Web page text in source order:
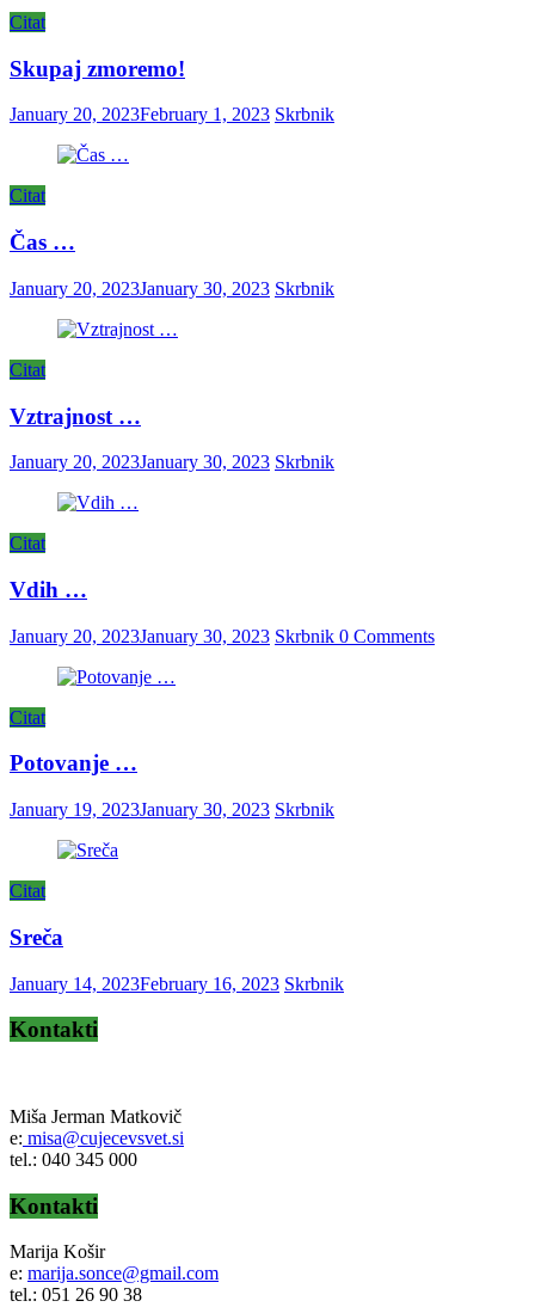
Citat
Skupaj zmoremo!
January 20, 2023February 1, 2023 Skrbnik
Citat
Čas …
January 20, 2023January 30, 2023 Skrbnik
Citat
Vztrajnost …
January 20, 2023January 30, 2023 Skrbnik
Citat
Vdih …
January 20, 2023January 30, 2023 Skrbnik 0 Comments
Citat
Potovanje …
January 19, 2023January 30, 2023 Skrbnik
Citat
Sreča
January 14, 2023February 16, 2023 Skrbnik
Kontakti
Miša Jerman Matkovič
e: misa@cujecevsvet.si
tel.: 040 345 000
Kontakti
Marija Košir
e: marija.sonce@gmail.com
tel.: 051 26 90 38